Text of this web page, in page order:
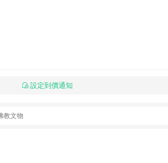
設定到價通知
教文物